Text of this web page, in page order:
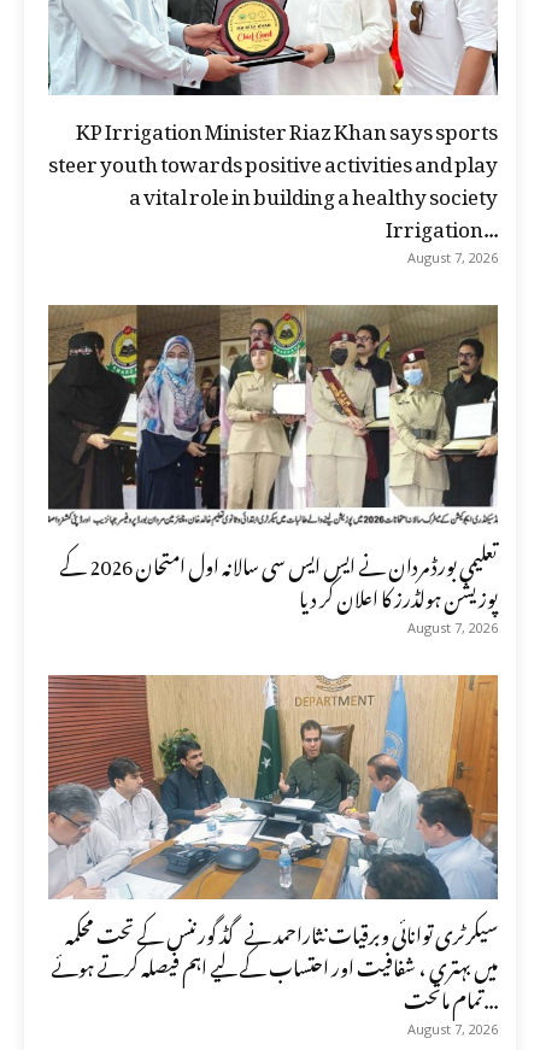
KP Irrigation Minister Riaz Khan says sports
steer youth towards positive activities and play
a vital role in building a healthy society
Irrigation...
August 7, 2026
تعلیمی بورڈ مردان نے ایس ایس سی سالانہ اول امتحان 2026 کے
پوزیشن ہولڈرز کا اعلان کر دیا
August 7, 2026
سیکرٹری توانائی وبرقیات نثاراحمد نے گڈ گورننس کے تحت محکمہ
میں بہتری ، شفافیت اور احتساب کے لیے اہم فیصلہ کرتے ہوئے
تمام ماتحت...
August 7, 2026